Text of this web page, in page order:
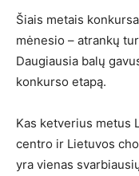
Šiais metais
mėnesio – atrankų
Daugiausia balų
konkurso etapą.
Kas ketverius metus
centro ir Lietuvos
yra vienas